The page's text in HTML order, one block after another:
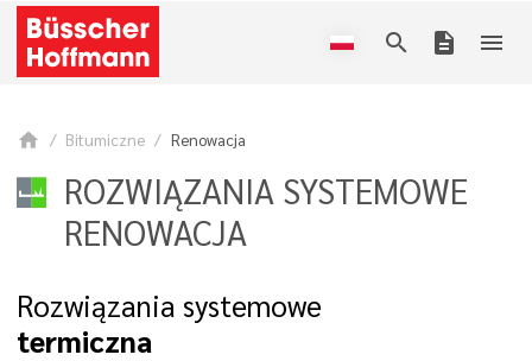
search description menu
home Bitumiczne Renowacja
ROZWIĄZANIA SYSTEMOWE
RENOWACJA
Rozwiązania systemowe
termiczna